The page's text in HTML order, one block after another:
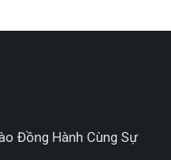
Đồng Hành Cùng Sự